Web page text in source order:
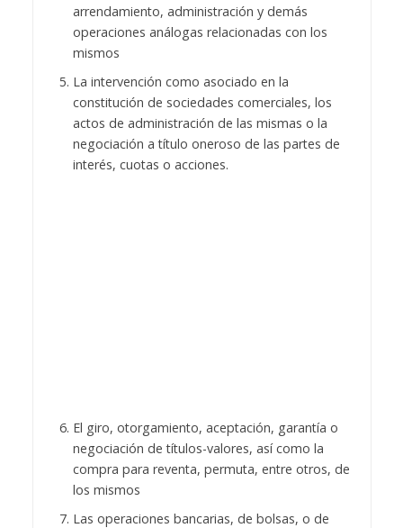
arrendamiento, administración y demás
operaciones análogas relacionadas con los
mismos
La intervención como asociado en la
constitución de sociedades comerciales, los
actos de administración de las mismas o la
negociación a título oneroso de las partes de
interés, cuotas o acciones.
El giro, otorgamiento, aceptación, garantía o
negociación de títulos-valores, así como la
compra para reventa, permuta, entre otros, de
los mismos
Las operaciones bancarias, de bolsas, o de